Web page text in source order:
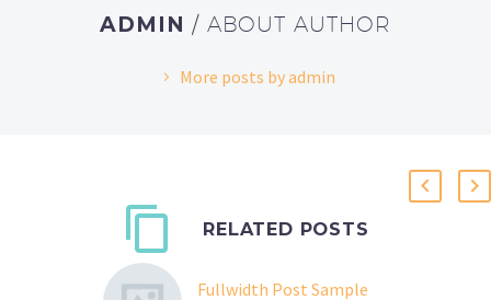
ADMIN / ABOUT AUTHOR
More posts by admin
RELATED POSTS
Fullwidth Post Sample